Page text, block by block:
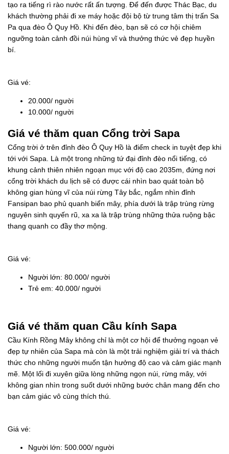
tạo ra tiếng rì rào nước rất ấn tượng. Để đến được Thác Bạc, du
khách thường phải đi xe máy hoặc đội bộ từ trung tâm thị trấn Sa
Pa qua đèo Ô Quy Hồ. Khi đến đèo, bạn sẽ có cơ hội chiêm
ngưỡng toàn cảnh đồi núi hùng vĩ và thưởng thức vẻ đẹp huyền
bí.
Giá vé:
20.000/ người
10.000/ người
Giá vé thăm quan Cổng trời Sapa
Cổng trời ở trên đỉnh đèo Ô Quy Hồ là điểm check in tuyệt đẹp khi
tới với Sapa. Là một trong những tứ đại đỉnh đèo nổi tiếng, có
khung cảnh thiên nhiên ngoạn mục với độ cao 2035m, đứng nơi
cổng trời khách du lịch sẽ có được cái nhìn bao quát toàn bộ
không gian hùng vĩ của núi rừng Tây bắc, ngắm nhìn đỉnh
Fansipan bao phủ quanh biển mây, phía dưới là trập trùng rừng
nguyên sinh quyến rũ, xa xa là trập trùng những thửa ruộng bậc
thang quanh co đầy thơ mộng.
Giá vé:
Người lớn: 80.000/ người
Trẻ em: 40.000/ người
Giá vé thăm quan Cầu kính Sapa
Cầu Kính Rồng Mây không chỉ là một cơ hội để thưởng ngoạn vẻ
đẹp tự nhiên của Sapa mà còn là một trải nghiệm giải trí và thách
thức cho những người muốn tận hưởng độ cao và cảm giác mạnh
mẽ. Một lối đi xuyên giữa lòng những ngọn núi, rừng mây, với
không gian nhìn trong suốt dưới những bước chân mang đến cho
bạn cảm giác vô cùng thích thú.
Giá vé:
Người lớn: 500.000/ người